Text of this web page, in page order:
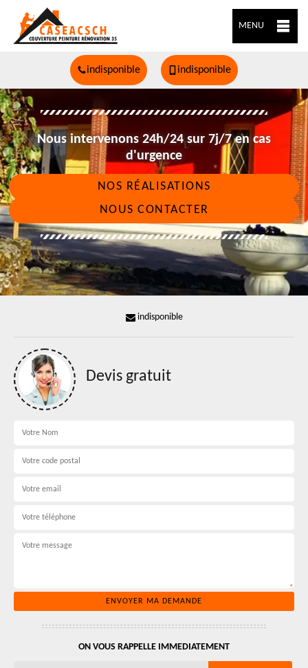
MENU
indisponible indisponible
Nous intervenons 24h/24 sur 7j/7 en cas
d'urgence
NOS RÉALISATIONS
NOUS CONTACTER
indisponible
Devis gratuit
ON VOUS RAPPELLE IMMEDIATEMENT